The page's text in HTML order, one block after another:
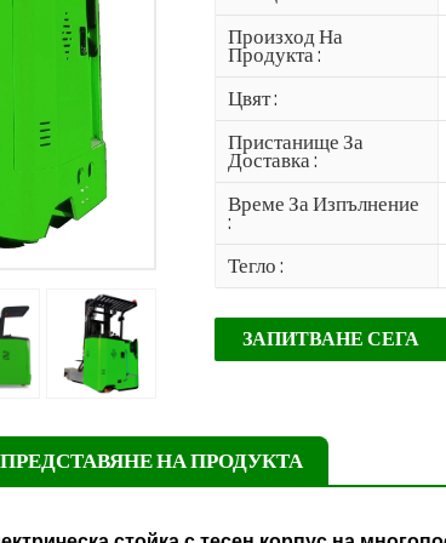
Произход На
Продукта :
Цвят :
Пристанище За
Доставка :
Време За Изпълнение
:
Тегло :
ЗАПИТВАНЕ СЕГА
ПРЕДСТАВЯНЕ НА ПРОДУКТА